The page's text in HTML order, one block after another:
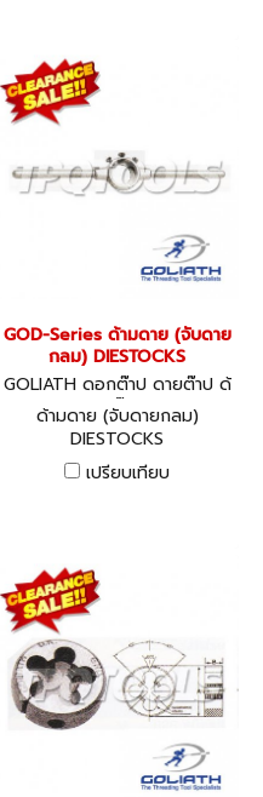
GOD-Series ด้ามดาย (จับดาย
กลม) DIESTOCKS
GOLIATH ดอกต๊าป ดายต๊าป ด้
ามต๊าป
ด้ามดาย (จับดายกลม)
DIESTOCKS
เปรียบเทียบ